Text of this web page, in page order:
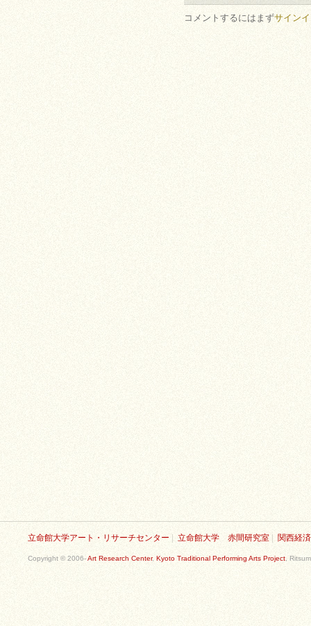
コメントするにはまずサイン
立命館大学アート・リサーチセンター 立命館大学 赤間研究室 関西経
Copyright © 2006-Art Research Center, Kyoto Traditional Performing Arts Project ,